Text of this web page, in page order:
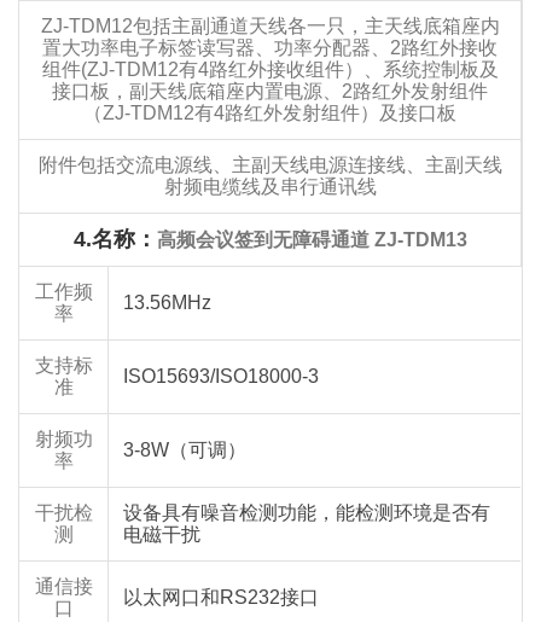
ZJ-TDM12包括主副通道天线各一只，主天线底箱座内
置大功率电子标签读写器、功率分配器、2路红外接收
组件(ZJ-TDM12有4路红外接收组件）、系统控制板及
接口板，副天线底箱座内置电源、2路红外发射组件
（ZJ-TDM12有4路红外发射组件）及接口板
附件包括交流电源线、主副天线电源连接线、主副天线
射频电缆线及串行通讯线
4.名称： 高频会议签到无障碍通道 ZJ-TDM13
工作频
率
13.56MHz
支持标
准
ISO15693/ISO18000-3
射频功
率
3-8W（可调）
干扰检
测
设备具有噪音检测功能，能检测环境是否有
电磁干扰
通信接
口
以太网口和RS232接口